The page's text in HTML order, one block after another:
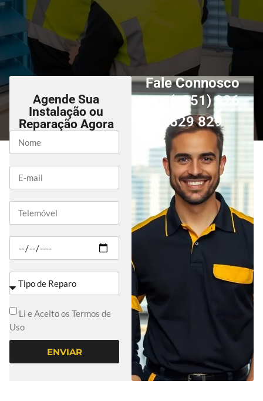
Agende Sua
Instalação ou
Reparação Agora
Li e Aceito os Termos de
Uso
ENVIAR
Fale Connosco
(+351) 926
529 829